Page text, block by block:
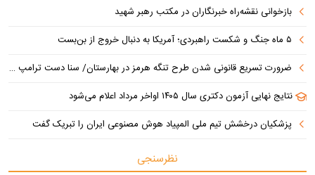
بازخوانی نقشه‌راه خبرنگاران در مکتب رهبر شهید
۵ ماه جنگ و شکست راهبردی؛ آمریکا به دنبال خروج از بن‌بست
ضرورت تسریع قانونی شدن طرح تنگه هرمز در بهارستان/ سنا دست ترامپ را برای اعمال فشار به ایران بازتر کرد
نتایج نهایی آزمون دکتری سال ۱۴۰۵ اواخر مرداد اعلام می‌شود
پزشکیان درخشش تیم ملی المپیاد هوش مصنوعی ایران را تبریک گفت
نظرسنجی